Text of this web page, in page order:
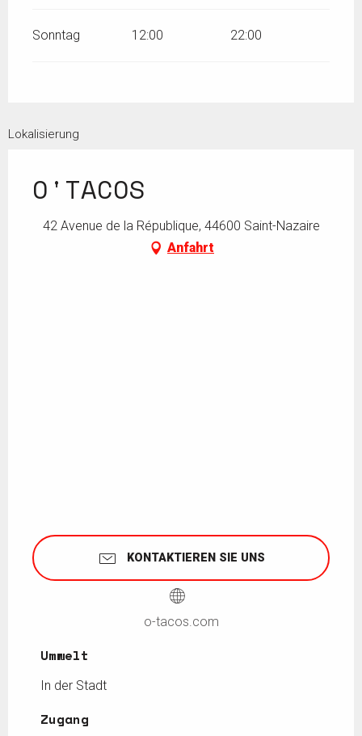
Sonntag 12:00 22:00
Lokalisierung
O'TACOS
42 Avenue de la République, 44600 Saint-Nazaire
Anfahrt
KONTAKTIEREN SIE UNS
o-tacos.com
Umwelt
Umwelt
In der Stadt
Zugang
Zugang